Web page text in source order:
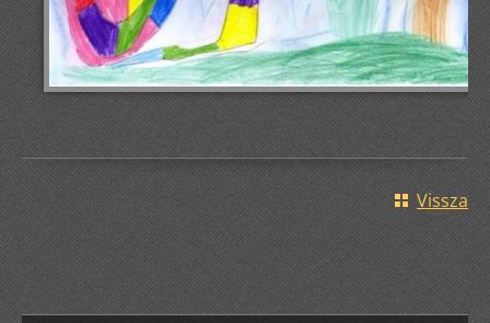
Vissza